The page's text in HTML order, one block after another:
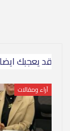
قد يعجبك ايضا
آراء ومقالات